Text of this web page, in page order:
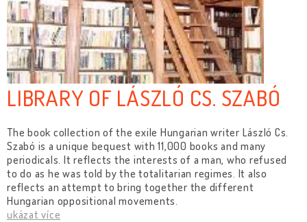
LIBRARY OF LÁSZLÓ CS. SZABÓ
The book collection of the exile Hungarian writer László Cs.
Szabó is a unique bequest with 11,000 books and many
periodicals. It reflects the interests of a man, who refused
to do as he was told by the totalitarian regimes. It also
reflects an attempt to bring together the different
Hungarian oppositional movements.
ukázat více